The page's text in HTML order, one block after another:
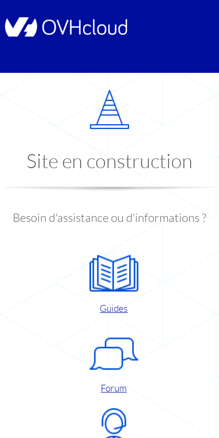
Site en construction
Besoin d'assistance ou d'informations ?
Guides
Forum